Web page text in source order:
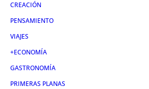
CREACIÓN
PENSAMIENTO
VIAJES
+ECONOMÍA
GASTRONOMÍA
PRIMERAS PLANAS